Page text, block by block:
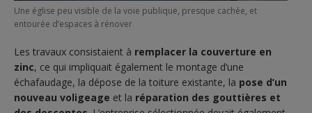
Une église peu visible de la voie publique, presque cachée, et
entourée d’espaces à rénover
Les travaux consistaient à remplacer la couverture en
zinc, ce qui impliquait également le montage d’une
échafaudage, la dépose de la toiture existante, la pose d’un
nouveau voligeage et la réparation des gouttières et